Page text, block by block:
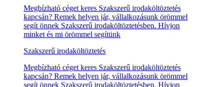
Megbízható céget keres Szakszerű irodaköltöztetés
kapcsán? Remek helyen jár, vállalkozásunk örömmel
segít önnek Szakszerű irodaköltöztetésben. Hívjon
minket és mi örömmel segítünk
Szakszerű irodaköltöztetés
Megbízható céget keres Szakszerű irodaköltöztetés
kapcsán? Remek helyen jár, vállalkozásunk örömmel
segít önnek Szakszerű irodaköltöztetésben. Hívjon